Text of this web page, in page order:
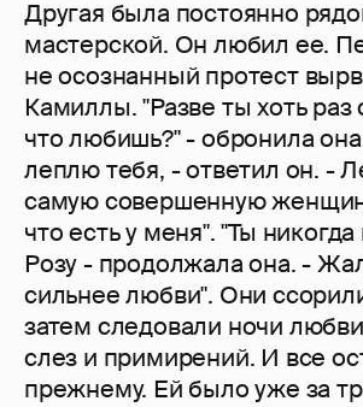
Другая была постоянно
мастерской. Он любил ее.
не осознанный протест
Камиллы. "Разве ты хоть раз
что любишь?" - обронила она
леплю тебя, - ответил он. -
самую совершенную
что есть у меня". "Ты
Розу - продолжала она. -
сильнее любви". Они
затем следовали ночи
слез и примирений. И все
прежнему. Ей было уже за